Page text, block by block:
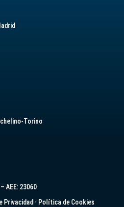
Torino
AEE: 23060
Privacidad · Política de Cookies